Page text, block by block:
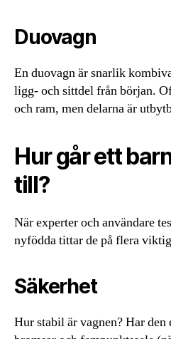
Duovagn
En duovagn är snarlik
ligg- och sittdel från början.
och ram, men delarna är
Hur går ett
till?
När experter och användare
nyfödda tittar de på flera
Säkerhet
Hur stabil är vagnen? Har